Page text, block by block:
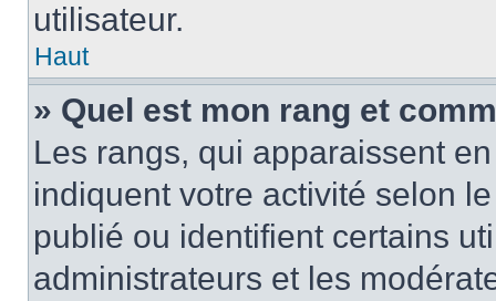
utilisateur.
Haut
» Quel est mon rang et
Les rangs, qui apparaissent
indiquent votre activité selon
publié ou identifient certains
administrateurs et les